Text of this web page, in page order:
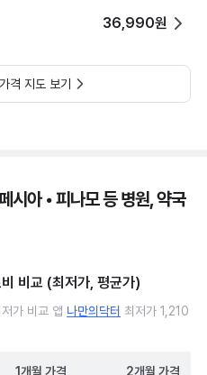
36,990원
격 지도 보기
시아 • 피나모 등 병원, 약국
비교 (최저가, 평균가)
가 비교 앱 나만의닥터 최저가 1,210
1개월 가격 2개월 가격